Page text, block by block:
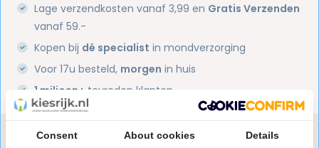
Lage verzendkosten vanaf 3,99 en Gratis Verzenden
vanaf 59.-
Kopen bij dé specialist in mondverzorging
Voor 17u besteld, morgen in huis
1 miljoen+ tevreden klanten
Heb je een vraag over dit product?
Consent About cookies Details